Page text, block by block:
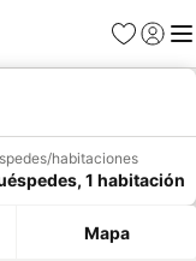
Favoritos
Iniciar
habitaciones
1 habitación
Mapa